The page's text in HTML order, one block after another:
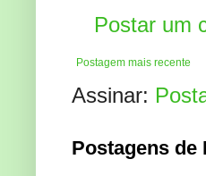
Postar um
Postagem mais recente
Assinar:
Postagens de